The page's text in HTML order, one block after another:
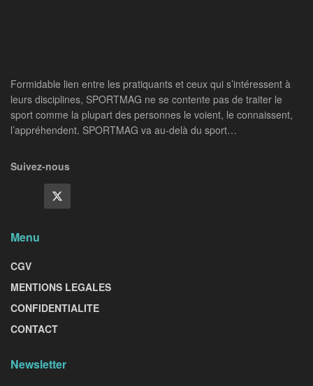
Formidable lien entre les pratiquants et ceux qui s’intéressent à
leurs disciplines, SPORTMAG ne se contente pas de traiter le
sport comme la plupart des personnes le voient, le connaissent,
l’appréhendent. SPORTMAG va au-delà du sport…
Suivez-nous
Menu
CGV
MENTIONS LEGALES
CONFIDENTIALITE
CONTACT
Newsletter